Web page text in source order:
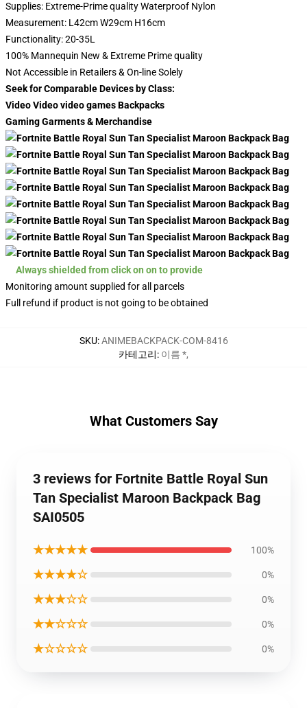
Supplies: Extreme-Prime quality Waterproof Nylon
Measurement: L42cm W29cm H16cm
Functionality: 20-35L
100% Mannequin New & Extreme Prime quality
Not Accessible in Retailers & On-line Solely
Seek for Comparable Devices by Class:
Video Video video games Backpacks
Gaming Garments & Merchandise
Always shielded from click on on to provide
Monitoring amount supplied for all parcels
Full refund if product is not going to be obtained
SKU:ANIMEBACKPACK-COM-8416
카테고리: 이름 *,
What Customers Say
3 reviews for Fortnite Battle Royal Sun
Tan Specialist Maroon Backpack Bag
SAI0505
★★★★★ 100%
★★★★☆ 0%
★★★☆☆ 0%
★★☆☆☆ 0%
★☆☆☆☆ 0%